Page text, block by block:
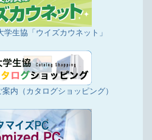
生協「ウイズカウネット」
内（カタログショッピング）